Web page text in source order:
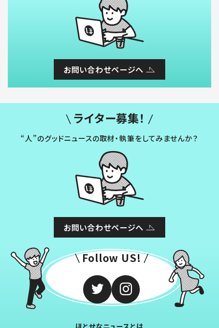
お問い合わせページへ
ライター募集！
“人”のグッドニュースの取材・執筆をしてみませんか？
お問い合わせページへ
Follow US!
ほとせなニュースとは